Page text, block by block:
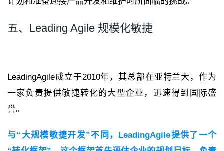
五、Leading Agile 规模化敏捷
LeadingAgile成立于2010年，其总部在亚特兰大，作为
一家负责提供敏捷转化的大型企业，迅速得到国际盛
誉。
与“大规模敏捷开发”不同，LeadingAgile提供了一个